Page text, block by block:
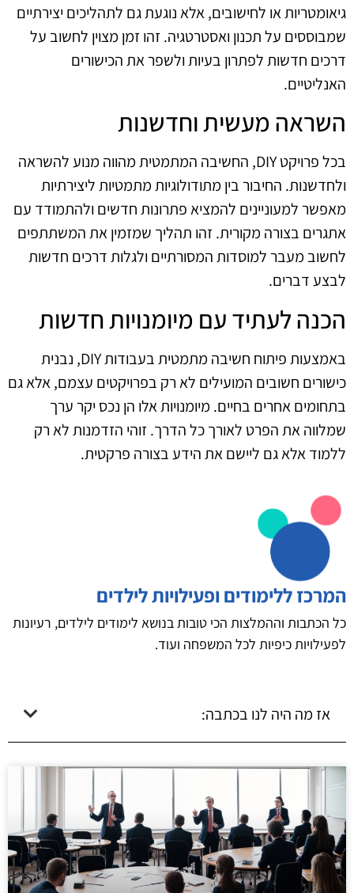
גיאומטריות או לחישובים, אלא נוגעת גם לתהליכים יצירתיים
שמבוססים על תכנון ואסטרטגיה. זהו זמן מצוין לחשוב על
דרכים חדשות לפתרון בעיות ולשפר את הכישורים
האנליטיים.
השראה מעשית וחדשנות
בכל פרויקט DIY, החשיבה המתמטית מהווה מנוע להשראה
ולחדשנות. החיבור בין מתודולוגיות מתמטיות ליצירתיות
מאפשר למעוניינים להמציא פתרונות חדשים ולהתמודד עם
אתגרים בצורה מקורית. זהו תהליך שמזמין את המשתתפים
לחשוב מעבר למוסדות המסורתיים ולגלות דרכים חדשות
לבצע דברים.
הכנה לעתיד עם מיומנויות חדשות
באמצעות פיתוח חשיבה מתמטית בעבודות DIY, נבנית
כישורים חשובים המועילים לא רק בפרויקטים עצמם, אלא גם
בתחומים אחרים בחיים. מיומנויות אלו הן נכס יקר ערך
שמלווה את הפרט לאורך כל הדרך. זוהי הזדמנות לא רק
ללמוד אלא גם ליישם את הידע בצורה פרקטית.
המרכז ללימודים ופעילויות לילדים
כל הכתבות וההמלצות הכי טובות בנושא לימודים לילדים, רעיונות
לפעילויות כיפיות לכל המשפחה ועוד.
אז מה היה לנו בכתבה: